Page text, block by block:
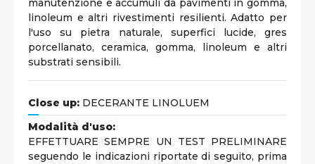
manutenzione e accumuli da pavimenti in gomma,
linoleum e altri rivestimenti resilienti. Adatto per
l'uso su pietra naturale, superfici lucide, gres
porcellanato, ceramica, gomma, linoleum e altri
substrati sensibili.
Close up: DECERANTE LINOLUEM
Modalità d'uso:
EFFETTUARE SEMPRE UN TEST PRELIMINARE
seguendo le indicazioni riportate di seguito, prima